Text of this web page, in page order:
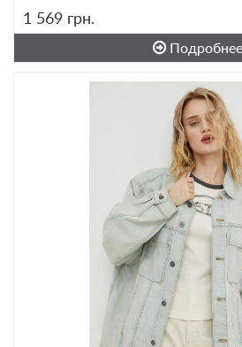
1 569 грн.
Подробнее